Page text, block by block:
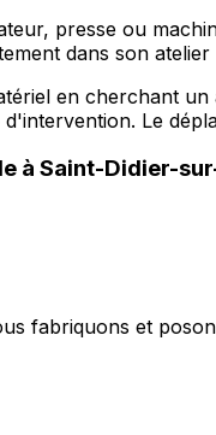
presse ou
dans son
en cherchant
Le
à Saint-Didier-
fabriquons et